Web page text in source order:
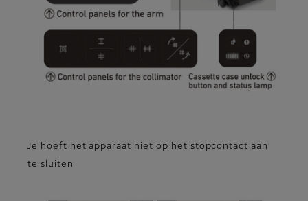
Je hoeft het apparaat niet op het stopcontact aan
te sluiten